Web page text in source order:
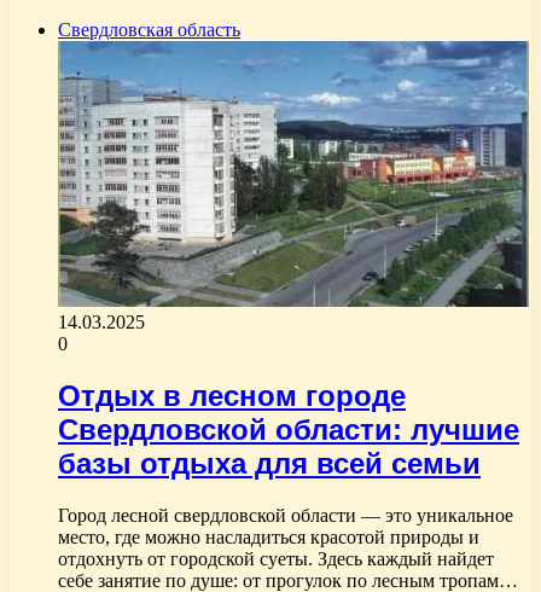
Свердловская область
14.03.2025
0
Отдых в лесном городе
Свердловской области: лучшие
базы отдыха для всей семьи
Город лесной свердловской области — это уникальное
место, где можно насладиться красотой природы и
отдохнуть от городской суеты. Здесь каждый найдет
себе занятие по душе: от прогулок по лесным тропам…